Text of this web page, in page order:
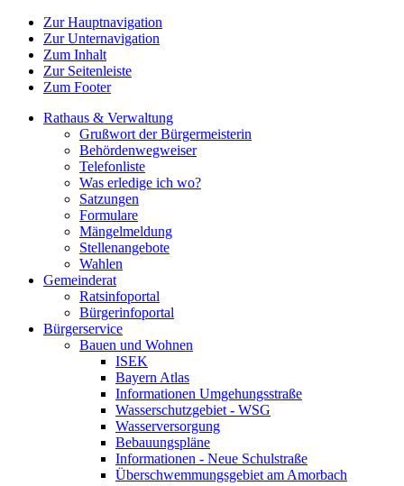
Zur Hauptnavigation
Zur Unternavigation
Zum Inhalt
Zur Seitenleiste
Zum Footer
Rathaus & Verwaltung
Grußwort der Bürgermeisterin
Behördenwegweiser
Telefonliste
Was erledige ich wo?
Satzungen
Formulare
Mängelmeldung
Stellenangebote
Wahlen
Gemeinderat
Ratsinfoportal
Bürgerinfoportal
Bürgerservice
Bauen und Wohnen
ISEK
Bayern Atlas
Informationen Umgehungsstraße
Wasserschutzgebiet - WSG
Wasserversorgung
Bebauungspläne
Informationen - Neue Schulstraße
Überschwemmungsgebiet am Amorbach